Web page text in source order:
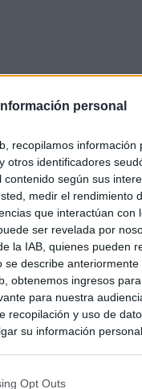
personal
recopilamos información
otros identificadores
contenido según sus
medir el rendimiento
que interactúan con
ser revelada por
la IAB, quienes pueden
se describe
obtenemos ingresos
para nuestra
recopilación y uso de
su información
personal
Opt Outs